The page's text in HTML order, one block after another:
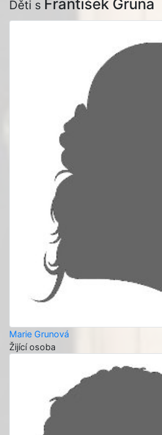
Děti s František Gruna
Marie Grunová
Žijící osoba